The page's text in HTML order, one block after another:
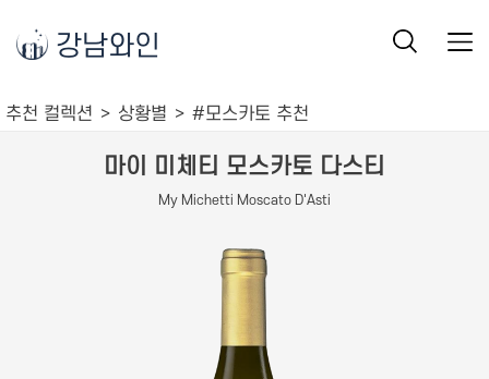
강남와인
추천 컬렉션 상황별 #모스카토 추천
마이 미체티 모스카토 다스티
My Michetti Moscato D'Asti